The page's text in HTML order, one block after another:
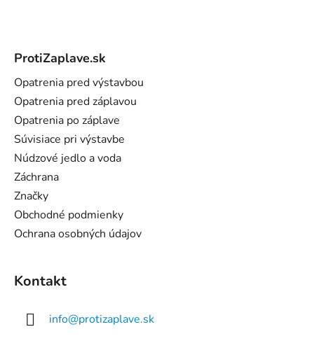
ProtiZaplave.sk
Opatrenia pred výstavbou
Opatrenia pred záplavou
Opatrenia po záplave
Súvisiace pri výstavbe
Núdzové jedlo a voda
Záchrana
Značky
Obchodné podmienky
Ochrana osobných údajov
Kontakt
info@protizaplave.sk